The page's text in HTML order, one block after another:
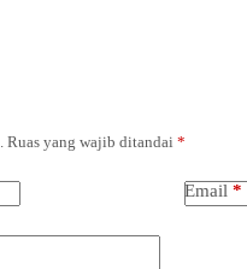
Ruas yang wajib ditandai *
Email *